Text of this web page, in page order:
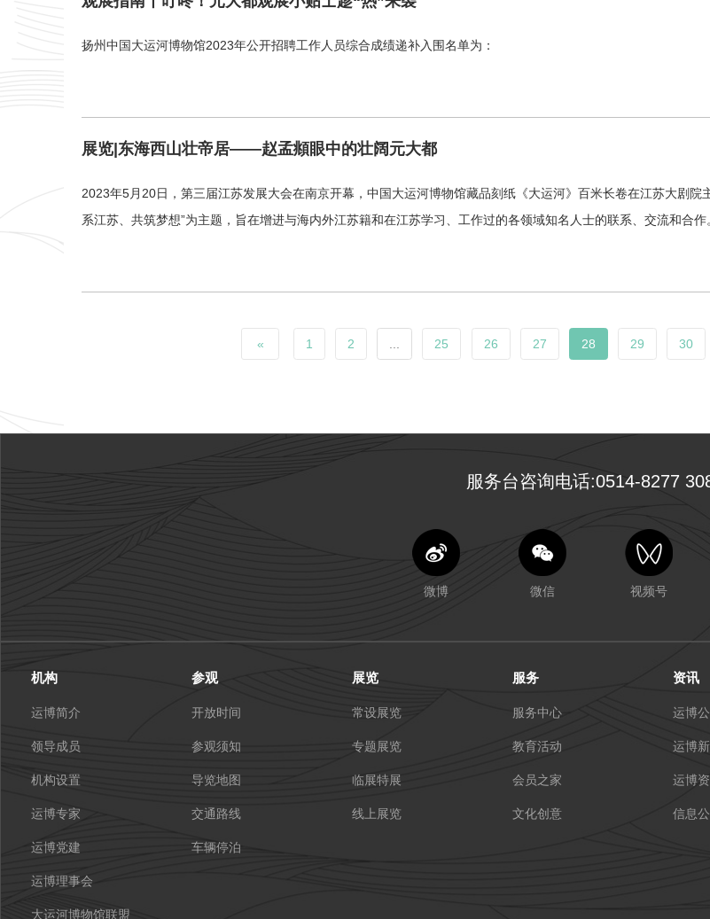
扬州中国大运河博物馆2023年公开招聘工作人员综合成绩递补入围名单为：
展览|东海西山壮帝居——赵孟頫眼中的壮阔元大都
2023年5月20日，第三届江苏发展大会在南京开幕，中国大运河博物馆藏品刻纸《大运河》百米长卷在江苏大剧
系江苏、共筑梦想”为主题，旨在增进与海内外江苏籍和在江苏学习、工作过的各领域知名人士的联系、交流和合作
« 1 2 25 26 27 28 29 30
服务台咨询电话:0514-8277
微博 微信 视频号
机构
运博简介
领导成员
机构设置
运博专家
运博党建
运博理事会
大运河博物馆联盟
参观
开放时间
参观须知
导览地图
交通路线
车辆停泊
展览
常设展览
专题展览
临展特展
线上展览
服务
服务中心
教育活动
会员之家
文化创意
资讯
运博
运博
运博
信息